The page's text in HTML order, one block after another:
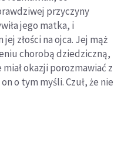
przyczyny
jego matka, i
złości na ojca. Jej mąż
chorobą dziedziczną,
miał okazji porozmawiać z
o tym myśli. Czuł, że nie